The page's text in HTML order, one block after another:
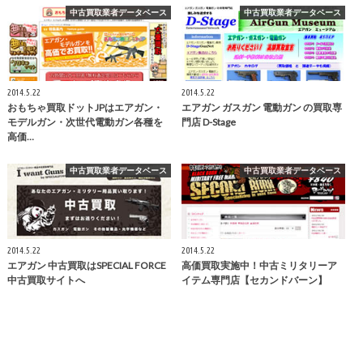
中古買取業者データベース
2014.5.22
おもちゃ買取ドットJPはエアガン・
モデルガン・次世代電動ガン各種を
高価…
中古買取業者データベース
2014.5.22
エアガン ガスガン 電動ガン の買取専
門店 D-Stage
中古買取業者データベース
2014.5.22
エアガン 中古買取はSPECIAL FORCE
中古買取サイトへ
中古買取業者データベース
2014.5.22
高価買取実施中！中古ミリタリーア
イテム専門店【セカンドバーン】